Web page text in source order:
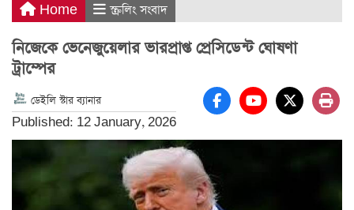
Home স্ক্রলিং সংবাদ
নিজেকে ভেনেজুয়েলার ভারপ্রাপ্ত প্রেসিডেন্ট ঘোষণা
ট্রাম্পের
ডেইলি স্টার ব্যানার
Published: 12 January, 2026